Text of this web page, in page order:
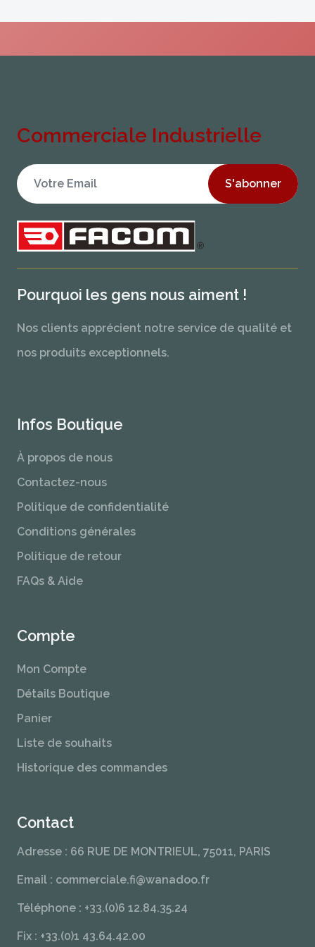
Commerciale Industrielle
S'abonner
Pourquoi les gens nous aiment !
Nos clients apprécient notre service de qualité et
nos produits exceptionnels.
Infos Boutique
À propos de nous
Contactez-nous
Politique de confidentialité
Conditions générales
Politique de retour
FAQs & Aide
Compte
Mon Compte
Détails Boutique
Panier
Liste de souhaits
Historique des commandes
Contact
Adresse : 66 RUE DE MONTRIEUL, 75011, PARIS
Email : commerciale.fi@wanadoo.fr
Téléphone : +33.(0)6 12.84.35.24
Fix : +33.(0)1 43.64.42.00